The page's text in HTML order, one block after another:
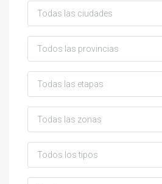
Todas las ciudades
Todos las provincias
Todas las etapas
Todas las zonas
Todos los tipos